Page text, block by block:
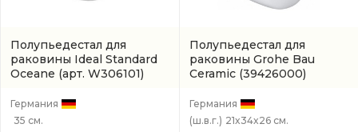
Полупьедестал для
раковины Ideal Standard
Oceane (арт. W306101)
Германия
35 см.
Полупьедестал для
раковины Grohe Bau
Ceramic (39426000)
Германия
(ш.в.г.) 21x34x26 см.